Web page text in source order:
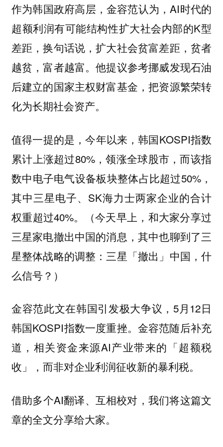
作为韩国政府高层，金容范认为，AI时代的
超额利润有可能结构性扩大社会内部的K型
差距，换句话说，扩大社会贫富差距，贫者
越贫，富者越富。他提议参考挪威发现石油
后建立的国家主权财富基金，把资源繁荣转
化为长期社会资产。
值得一提的是，今年以来，韩国KOSPI指数
累计上涨超过80%，领涨全球股市，而该指
数中电子电气设备板块整体占比超过50%，
其中三星电子、SK海力士两家企业的合计
权重超过40%。（今天早上，和大家分享过
三星家电撤出中国的消息，其中也聊到了三
星整体战略的调整：三星「撤出」中国，什
么信号？）
金容范此文在韩国引发极大争议，5月12日
韩国KOSPI指数一度重挫。金容范随后补充
道，相关资金来源AI产业带来的「超额税
收」，而非对企业利润征收新的暴利税。
借助多个AI翻译、互相校对，我们将这篇文
章的全文分享给大家。